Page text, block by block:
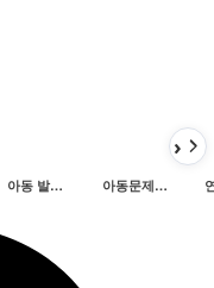
아동 발달 및 심리 아동문제행동지도